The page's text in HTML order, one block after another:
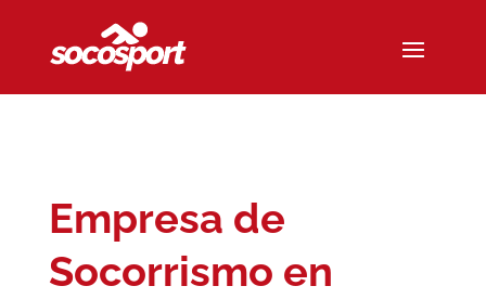
Empresa de
Socorrismo en